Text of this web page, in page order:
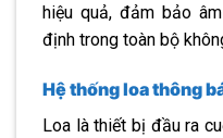
hiệu quả, đảm bảo
định trong toàn bộ
Hệ thống loa thông
Loa là thiết bị đầu ra